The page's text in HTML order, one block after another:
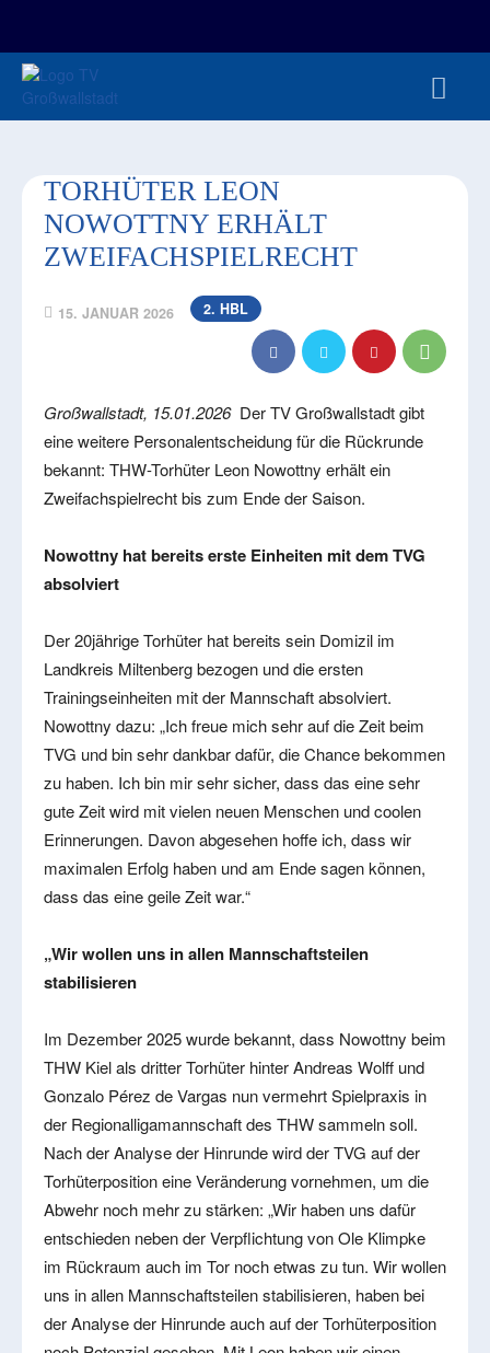
TORHÜTER LEON
NOWOTTNY ERHÄLT
ZWEIFACHSPIELRECHT
15. JANUAR 2026 2. HBL
Großwallstadt, 15.01.2026 Der TV Großwallstadt gibt
eine weitere Personalentscheidung für die Rückrunde
bekannt: THW-Torhüter Leon Nowottny erhält ein
Zweifachspielrecht bis zum Ende der Saison.
Nowottny hat bereits erste Einheiten mit dem TVG
absolviert
Der 20jährige Torhüter hat bereits sein Domizil im
Landkreis Miltenberg bezogen und die ersten
Trainingseinheiten mit der Mannschaft absolviert.
Nowottny dazu: „Ich freue mich sehr auf die Zeit beim
TVG und bin sehr dankbar dafür, die Chance bekommen
zu haben. Ich bin mir sehr sicher, dass das eine sehr
gute Zeit wird mit vielen neuen Menschen und coolen
Erinnerungen. Davon abgesehen hoffe ich, dass wir
maximalen Erfolg haben und am Ende sagen können,
dass das eine geile Zeit war.“
„Wir wollen uns in allen Mannschaftsteilen
stabilisieren
Im Dezember 2025 wurde bekannt, dass Nowottny beim
THW Kiel als dritter Torhüter hinter Andreas Wolff und
Gonzalo Pérez de Vargas nun vermehrt Spielpraxis in
der Regionalligamannschaft des THW sammeln soll.
Nach der Analyse der Hinrunde wird der TVG auf der
Torhüterposition eine Veränderung vornehmen, um die
Abwehr noch mehr zu stärken: „Wir haben uns dafür
entschieden neben der Verpflichtung von Ole Klimpke
im Rückraum auch im Tor noch etwas zu tun. Wir wollen
uns in allen Mannschaftsteilen stabilisieren, haben bei
der Analyse der Hinrunde auch auf der Torhüterposition